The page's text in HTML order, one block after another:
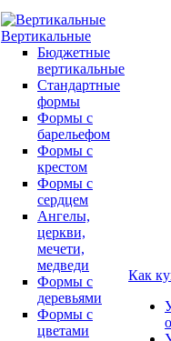
Вертикальные
Бюджетные
вертикальные
Стандартные
формы
Формы с
барельефом
Формы с
крестом
Формы с
сердцем
Ангелы,
церкви,
мечети,
медведи
Формы с
деревьями
Формы с
цветами
Как